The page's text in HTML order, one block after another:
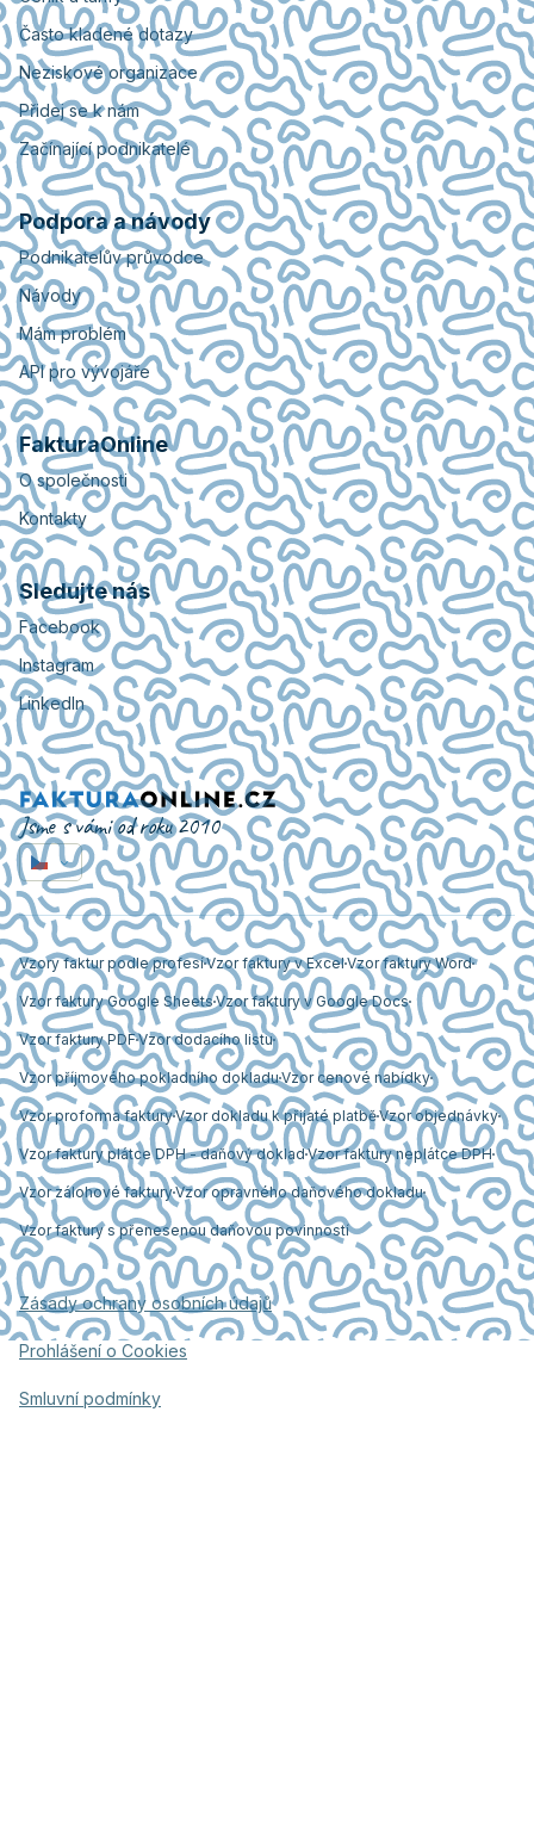
Často kladené dotazy
Neziskové organizace
Přidej se k nám
Začínající podnikatelé
Podpora a návody
Podnikatelův průvodce
Návody
Mám problém
API pro vývojáře
FakturaOnline
O společnosti
Kontakty
Sledujte nás
Facebook
Instagram
LinkedIn
Jsme s vámi od roku 2010
Vzory faktur podle profesíVzor faktury v ExcelVzor faktury Word
Vzor faktury Google SheetsVzor faktury v Google Docs
Vzor faktury PDFVzor dodacího listu
Vzor příjmového pokladního dokladuVzor cenové nabídky
Vzor proforma fakturyVzor dokladu k přijaté platběVzor objednávky
Vzor faktury plátce DPH - daňový dokladVzor faktury neplátce DPH
Vzor zálohové fakturyVzor opravného daňového dokladu
Vzor faktury s přenesenou daňovou povinností
Zásady ochrany osobních údajů
Prohlášení o Cookies
Smluvní podmínky